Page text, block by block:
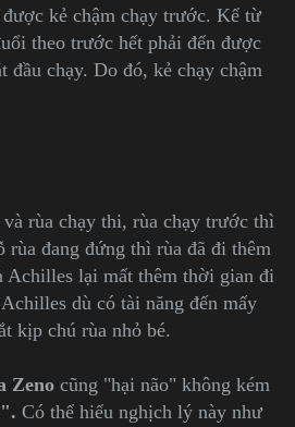
kẻ chậm chạy trước. Kể từ
theo trước hết phải đến được
đầu chạy. Do đó, kẻ chạy chậm
rùa chạy thi, rùa chạy trước thì
đang đứng thì rùa đã đi thêm
Achilles lại mất thêm thời gian đi
dù có tài năng đến mấy
kịp chú rùa nhỏ bé.
Zeno cũng "hại não" không kém
Có thể hiểu nghịch lý này như